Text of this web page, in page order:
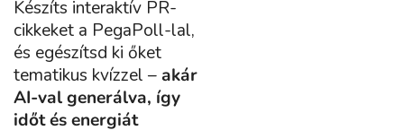
Készíts interaktív PR-
cikkeket a PegaPoll-lal,
és egészítsd ki őket
tematikus kvízzel –akár
AI-val generálva, így
időt és energiát